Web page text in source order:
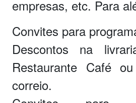
empresas, etc. Para
Convites para
Descontos na
Restaurante Café
correio.